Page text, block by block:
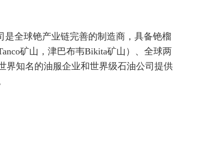
全球铯产业链完善的制造商，具备铯榴
矿山，津巴布韦Bikita矿山）、全球两
界知名的油服企业和世界级石油公司提供